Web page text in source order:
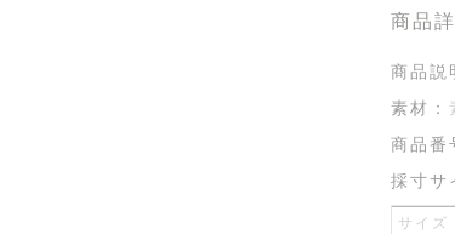
商品
商品説
素材：
商品番
採寸サ
サイズ